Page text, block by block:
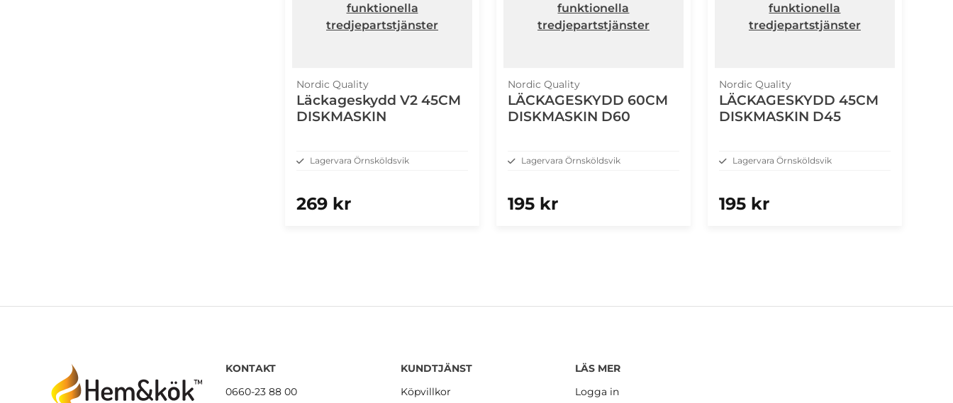
funktionella
tredjepartstjänster
Nordic Quality
Läckageskydd V2 45CM
DISKMASKIN
Lagervara Örnsköldsvik
269 kr
funktionella
tredjepartstjänster
Nordic Quality
LÄCKAGESKYDD 60CM
DISKMASKIN D60
Lagervara Örnsköldsvik
195 kr
funktionella
tredjepartstjänster
Nordic Quality
LÄCKAGESKYDD 45CM
DISKMASKIN D45
Lagervara Örnsköldsvik
195 kr
KONTAKT
0660-23 88 00
KUNDTJÄNST
Köpvillkor
LÄS MER
Logga in